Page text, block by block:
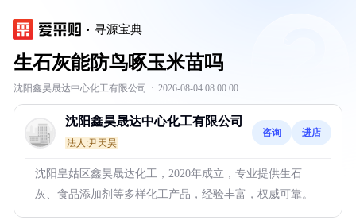
寻源宝典
生石灰能防鸟啄玉米苗吗
沈阳鑫昊晟达中心化工有限公司 · 2026-08-04 08:00:00
沈阳鑫昊晟达中心化工有限公司
法人:尹天昊
咨询 进店
沈阳皇姑区鑫昊晟达化工，2020年成立，专业提供生石
灰、食品添加剂等多样化工产品，经验丰富，权威可靠。